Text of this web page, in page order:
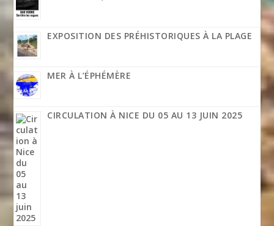
EXPOSITION DES PRÉHISTORIQUES À LA PLAGE
MER À L’ÉPHÉMÈRE
CIRCULATION À NICE DU 05 AU 13 JUIN 2025